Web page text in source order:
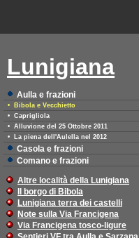
Lunigiana
Aulla e frazioni
• Bibola e Vecchietto
• Caprigliola
• Alluvione del 25 Ottobre 2011
• La piena dell'Aulella nel 2012
Casola e frazioni
Comano e frazioni
Altre località della Lunigiana
Il borgo di Bibola
Lunigiana terra dei castelli
Note sulla Via Francigena
Via Francigena tosco-ligure